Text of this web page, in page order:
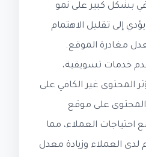
بشكل كبير على نمو
إلى تقليل الاهتمام
مغادرة الموقع.
خدمات تسويقية،
المحتوى غير الكافي على
على موقع
احتياجات العملاء، مما
لدى العملاء وزيادة معدل